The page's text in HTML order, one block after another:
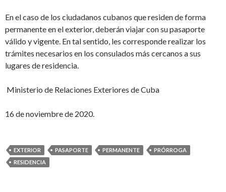
En el caso de los ciudadanos cubanos que residen de forma
permanente en el exterior, deberán viajar con su pasaporte
válido y vigente. En tal sentido, les corresponde realizar los
trámites necesarios en los consulados más cercanos a sus
lugares de residencia.
Ministerio de Relaciones Exteriores de Cuba
16 de noviembre de 2020.
EXTERIOR PASAPORTE PERMANENTE
PRÓRROGA
RESIDENCIA